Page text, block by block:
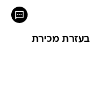
מכירת